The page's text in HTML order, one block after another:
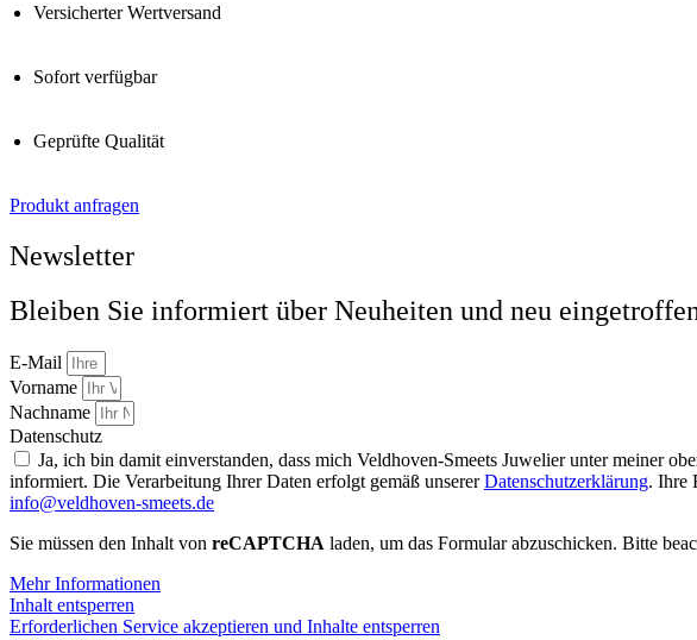
Versicherter Wertversand
Sofort verfügbar
Geprüfte Qualität
Produkt anfragen
Newsletter
Bleiben Sie informiert über Neuheiten und neu
E-Mail
Vorname
Nachname
Datenschutz
Ja, ich bin damit einverstanden, dass mich Veldhoven-Smeets Juwelier unter meiner
informiert. Die Verarbeitung Ihrer Daten erfolgt gemäß unsererDatenschutzerklärung. Ihre
info@veldhoven-smeets.de
Sie müssen den Inhalt von reCAPTCHA laden, um das Formular abzuschicken. Bitte
Mehr Informationen
Inhalt entsperren
Erforderlichen Service akzeptieren und Inhalte entsperren